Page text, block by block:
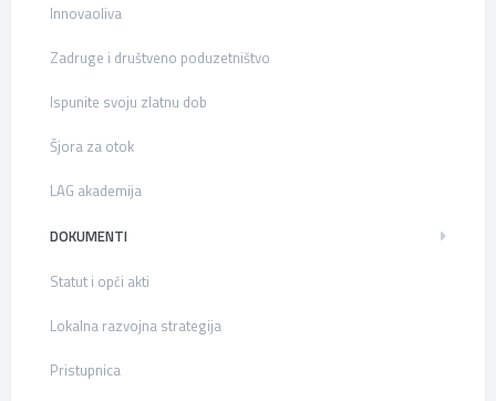
Innovaoliva
Zadruge i društveno poduzetništvo
Ispunite svoju zlatnu dob
Šjora za otok
LAG akademija
DOKUMENTI
Statut i opći akti
Lokalna razvojna strategija
Pristupnica